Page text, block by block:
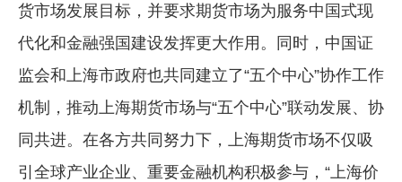
货市场发展目标，并要求期货市场为服务中国式现
代化和金融强国建设发挥更大作用。同时，中国证
监会和上海市政府也共同建立了“五个中心”协作工作
机制，推动上海期货市场与“五个中心”联动发展、协
同共进。在各方共同努力下，上海期货市场不仅吸
引全球产业企业、重要金融机构积极参与，“上海价